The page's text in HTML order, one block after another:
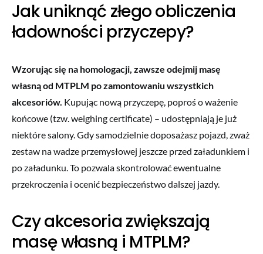
Jak uniknąć złego obliczenia
ładowności przyczepy?
Wzorując się na homologacji, zawsze odejmij masę
własną od MTPLM po zamontowaniu wszystkich
akcesoriów. Kupując nową przyczepę, poproś o ważenie
końcowe (tzw. weighing certificate) – udostępniają je już
niektóre salony. Gdy samodzielnie doposażasz pojazd, zważ
zestaw na wadze przemysłowej jeszcze przed załadunkiem i
po załadunku. To pozwala skontrolować ewentualne
przekroczenia i ocenić bezpieczeństwo dalszej jazdy.
Czy akcesoria zwiększają
masę własną i MTPLM?